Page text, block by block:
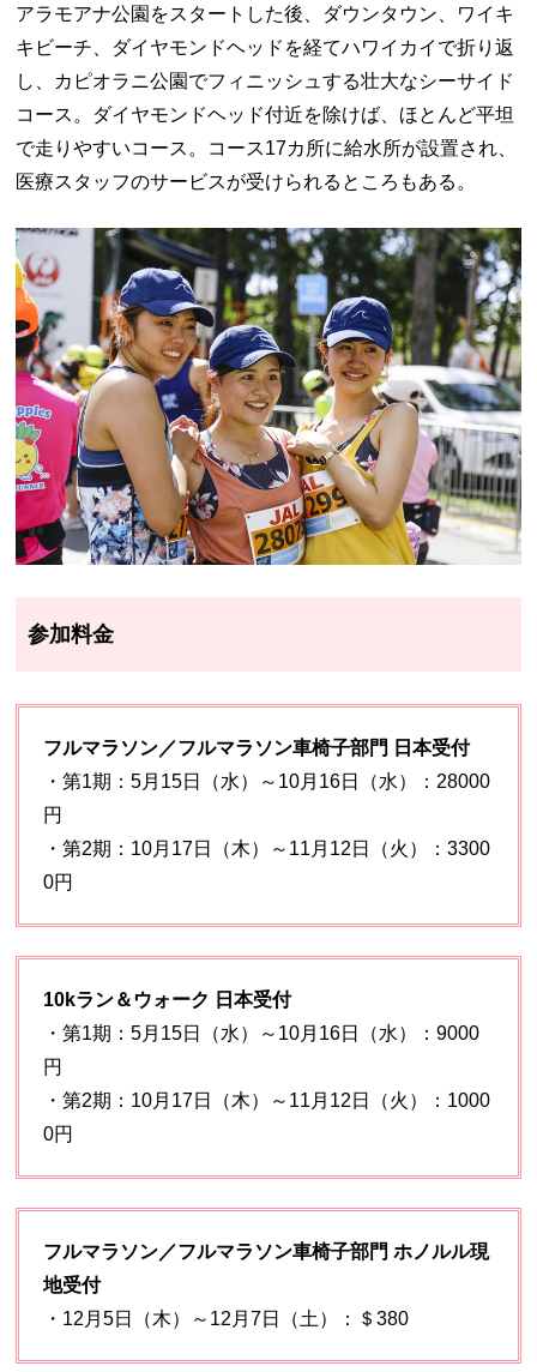
アラモアナ公園をスタートした後、ダウンタウン、ワイキ
キビーチ、ダイヤモンドヘッドを経てハワイカイで折り返
し、カピオラニ公園でフィニッシュする壮大なシーサイド
コース。ダイヤモンドヘッド付近を除けば、ほとんど平坦
で走りやすいコース。コース17カ所に給水所が設置され、
医療スタッフのサービスが受けられるところもある。
参加料金
フルマラソン／フルマラソン車椅子部門 日本受付
・第1期：5月15日（水）～10月16日（水）：28000
円
・第2期：10月17日（木）～11月12日（火）：3300
0円
10kラン＆ウォーク 日本受付
・第1期：5月15日（水）～10月16日（水）：9000
円
・第2期：10月17日（木）～11月12日（火）：1000
0円
フルマラソン／フルマラソン車椅子部門 ホノルル現
地受付
・12月5日（木）～12月7日（土）：＄380